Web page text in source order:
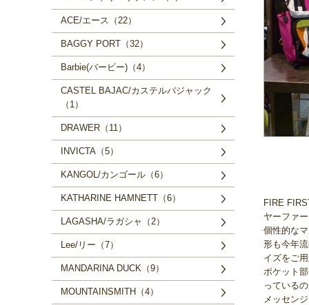
ACE/エース（22）
BAGGY PORT（32）
Barbie(バービー)（4）
CASTEL BAJAC/カステルバジャック
（1）
DRAWER（11）
INVICTA（5）
KANGOL/カンゴール（6）
KATHARINE HAMNETT（6）
LAGASHA/ラガシャ（2）
Lee/リー（7）
MANDARINA DUCK（9）
MOUNTAINSMITH（4）
FIRE
ヤーファ
個性的な
形も今年
イズをご
ポケット
っている
メッセン